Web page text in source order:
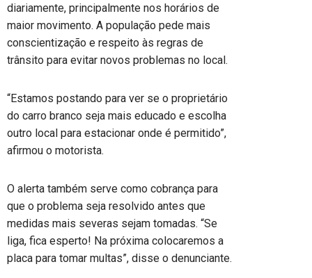
diariamente, principalmente nos horários de
maior movimento. A população pede mais
conscientização e respeito às regras de
trânsito para evitar novos problemas no local.
“Estamos postando para ver se o proprietário
do carro branco seja mais educado e escolha
outro local para estacionar onde é permitido”,
afirmou o motorista.
O alerta também serve como cobrança para
que o problema seja resolvido antes que
medidas mais severas sejam tomadas. “Se
liga, fica esperto! Na próxima colocaremos a
placa para tomar multas”, disse o denunciante.